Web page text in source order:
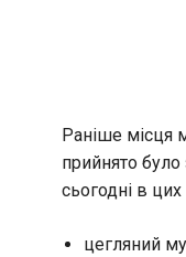
Раніше місця
прийнято
сьогодні в
цегляний